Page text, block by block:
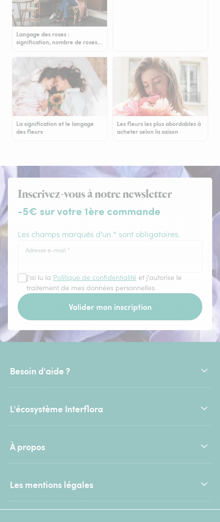
Langage des roses :
signification, nombre de roses…
La signification et le langage
des fleurs
Les fleurs les plus abordables à
acheter selon la saison
Inscrivez-vous à notre newsletter
-5€ sur votre 1ère commande
Les champs marqués d'un * sont obligatoires.
Adresse e-mail *
J'ai lu la Politique de confidentialité et j'autorise le
traitement de mes données personnelles.
Valider mon inscription
Besoin d'aide ?
L'écosystème Interflora
À propos
Les mentions légales